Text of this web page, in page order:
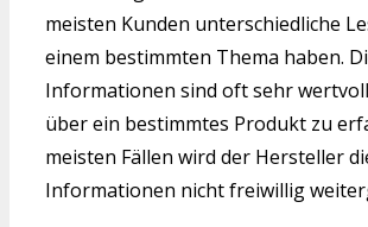
meisten Kunden unterschiedliche
einem bestimmten Thema haben.
Informationen sind oft sehr
über ein bestimmtes Produkt zu
meisten Fällen wird der Hersteller
Informationen nicht freiwillig